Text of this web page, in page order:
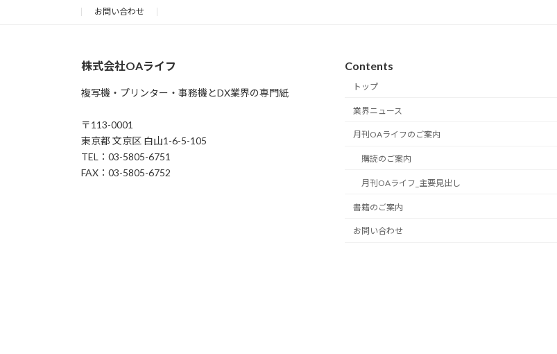
お問い合わせ
株式会社OAライフ
複写機・プリンター・事務機とDX業界の専門紙
〒113-0001
東京都 文京区 白山1-6-5-105
TEL：03-5805-6751
FAX：03-5805-6752
Contents
トップ
業界ニュース
月刊OAライフのご案内
購読のご案内
月刊OAライフ_主要見出し
書籍のご案内
お問い合わせ